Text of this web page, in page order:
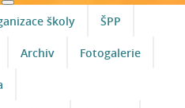
školy ŠPP
Archiv Fotogalerie